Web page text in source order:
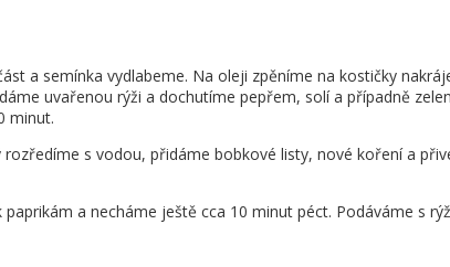
a semínka vydlabeme. Na oleji zpěníme na kostičky
uvařenou rýži a dochutíme pepřem, solí a případně
minut.
s vodou, přidáme bobkové listy, nové koření a
a necháme ještě cca 10 minut péct. Podáváme s